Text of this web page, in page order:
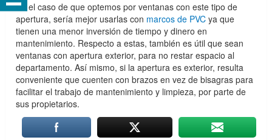
En el caso de que optemos por ventanas con este tipo de
apertura, sería mejor usarlas con marcos de PVC ya que
tienen una menor inversión de tiempo y dinero en
mantenimiento. Respecto a estas, también es útil que sean
ventanas con apertura exterior, para no restar espacio al
departamento. Así mismo, si la apertura es exterior, resulta
conveniente que cuenten con brazos en vez de bisagras para
facilitar el trabajo de mantenimiento y limpieza, por parte de
sus propietarios.